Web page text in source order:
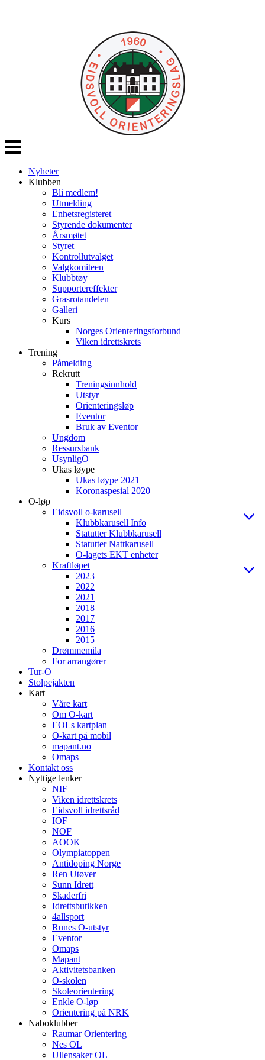
Veksle
navigasjon
Nyheter
Klubben
Bli medlem!
Utmelding
Enhetsregisteret
Styrende dokumenter
Årsmøtet
Styret
Kontrollutvalget
Valgkomiteen
Klubbtøy
Supportereffekter
Grasrotandelen
Galleri
Kurs
Norges Orienteringsforbund
Viken idrettskrets
Trening
Påmelding
Rekrutt
Treningsinnhold
Utstyr
Orienteringsløp
Eventor
Bruk av Eventor
Ungdom
Ressursbank
UsynligO
Ukas løype
Ukas løype 2021
Koronaspesial 2020
O-løp
Eidsvoll o-karusell
Klubbkarusell Info
Statutter Klubbkarusell
Statutter Nattkarusell
O-lagets EKT enheter
Kraftløpet
2023
2022
2021
2018
2017
2016
2015
Drømmemila
For arrangører
Tur-O
Stolpejakten
Kart
Våre kart
Om O-kart
EOLs kartplan
O-kart på mobil
mapant.no
Omaps
Kontakt oss
Nyttige lenker
NIF
Viken idrettskrets
Eidsvoll idrettsråd
IOF
NOF
AOOK
Olympiatoppen
Antidoping Norge
Ren Utøver
Sunn Idrett
Skaderfri
Idrettsbutikken
4allsport
Runes O-utstyr
Eventor
Omaps
Mapant
Aktivitetsbanken
O-skolen
Skoleorientering
Enkle O-løp
Orientering på NRK
Naboklubber
Raumar Orientering
Nes OL
Ullensaker OL